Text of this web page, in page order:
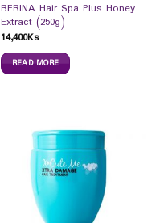
BERINA Hair Spa Plus Honey
Extract (250g)
14,400Ks
READ MORE